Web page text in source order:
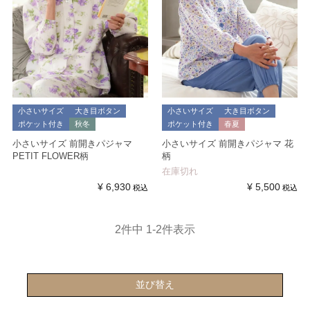
小さいサイズ
大き目ボタン
ポケット付き
秋冬
小さいサイズ 前開きパジャマ
PETIT FLOWER柄
¥ 6,930 税込
小さいサイズ
大き目ボタン
ポケット付き
春夏
小さいサイズ 前開きパジャマ 花
柄
在庫切れ
¥ 5,500 税込
並び替え
2件中 1-2件表示